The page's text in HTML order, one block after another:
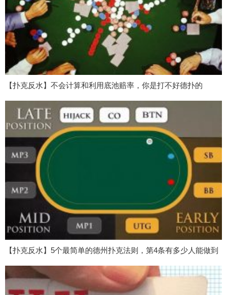
【扑克反水】不会计算和利用底池赔率，你是打不好德扑的
【扑克反水】5个最简单的德州扑克法则，第4条有多少人能做到